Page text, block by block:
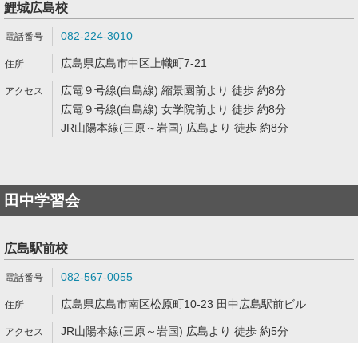
鯉城広島校
082-224-3010
広島県広島市中区上幟町7-21
広電９号線(白島線) 縮景園前より 徒歩 約8分
広電９号線(白島線) 女学院前より 徒歩 約8分
JR山陽本線(三原～岩国) 広島より 徒歩 約8分
田中学習会
広島駅前校
082-567-0055
広島県広島市南区松原町10-23 田中広島駅前ビル
JR山陽本線(三原～岩国) 広島より 徒歩 約5分